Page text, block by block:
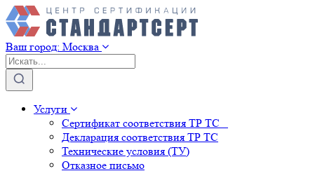
Ваш город: Москва
Услуги
Сертификат соответствия ТР ТС
Декларация соответствия ТР ТС
Технические условия (ТУ)
Отказное письмо